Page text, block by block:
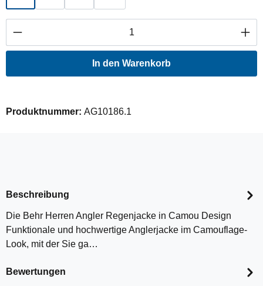
Produkt Anzahl: Gib den gewünschten
In den Warenkorb
Produktnummer: AG10186.1
Beschreibung
Die Behr Herren Angler Regenjacke in Camou Design
Funktionale und hochwertige Anglerjacke im Camouflage-
Look, mit der Sie ga…
Bewertungen